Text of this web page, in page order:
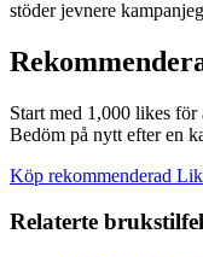
stöder jevnere
Start med 1,000 likes för
Bedöm på nytt efter en
Köp rekommenderad
Relaterte